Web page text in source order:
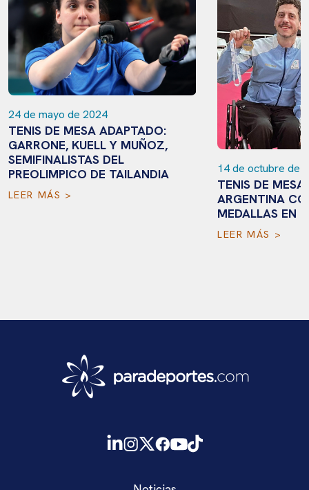
24 de mayo de 2024
TENIS DE MESA ADAPTADO:
GARRONE, KUELL Y MUÑOZ,
SEMIFINALISTAS DEL
PREOLIMPICO DE TAILANDIA
LEER MÁS >
14 de octubre de
TENIS DE
ARGENTINA
MEDALLAS EN
LEER MÁS >